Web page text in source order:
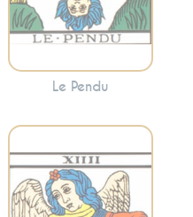
Le Pendu
Évoque l’équilibre,
l’harmonie et la